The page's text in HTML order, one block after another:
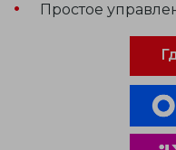
Простое